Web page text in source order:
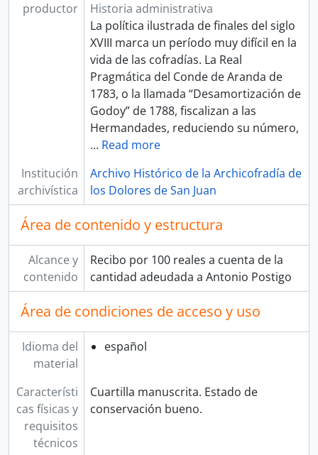
productor
Historia administrativa
La política ilustrada de finales del siglo
XVIII marca un período muy difícil en la
vida de las cofradías. La Real
Pragmática del Conde de Aranda de
1783, o la llamada “Desamortización de
Godoy” de 1788, fiscalizan a las
Hermandades, reduciendo su número,
… Read more
Institución
archivística
Archivo Histórico de la Archicofradía de
los Dolores de San Juan
Área de contenido y estructura
Alcance y
contenido
Recibo por 100 reales a cuenta de la
cantidad adeudada a Antonio Postigo
Área de condiciones de acceso y uso
Idioma del
material
español
Característi
cas físicas y
requisitos
técnicos
Cuartilla manuscrita. Estado de
conservación bueno.